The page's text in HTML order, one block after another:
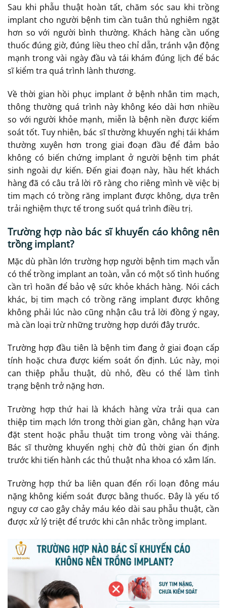
Sau khi phẫu thuật hoàn tất, chăm sóc sau khi trồng
implant cho người bệnh tim cần tuân thủ nghiêm ngặt
hơn so với người bình thường. Khách hàng cần uống
thuốc đúng giờ, đúng liều theo chỉ dẫn, tránh vận động
mạnh trong vài ngày đầu và tái khám đúng lịch để bác
sĩ kiểm tra quá trình lành thương.
Về thời gian hồi phục implant ở bệnh nhân tim mạch,
thông thường quá trình này không kéo dài hơn nhiều
so với người khỏe mạnh, miễn là bệnh nền được kiểm
soát tốt. Tuy nhiên, bác sĩ thường khuyến nghị tái khám
thường xuyên hơn trong giai đoạn đầu để đảm bảo
không có biến chứng implant ở người bệnh tim phát
sinh ngoài dự kiến. Đến giai đoạn này, hầu hết khách
hàng đã có câu trả lời rõ ràng cho riêng mình về việc bị
tim mạch có trồng răng implant được không, dựa trên
trải nghiệm thực tế trong suốt quá trình điều trị.
Trường hợp nào bác sĩ khuyến cáo không nên
trồng implant?
Mặc dù phần lớn trường hợp người bệnh tim mạch vẫn
có thể trồng implant an toàn, vẫn có một số tình huống
cần trì hoãn để bảo vệ sức khỏe khách hàng. Nói cách
khác, bị tim mạch có trồng răng implant được không
không phải lúc nào cũng nhận câu trả lời đồng ý ngay,
mà cần loại trừ những trường hợp dưới đây trước.
Trường hợp đầu tiên là bệnh tim đang ở giai đoạn cấp
tính hoặc chưa được kiểm soát ổn định. Lúc này, mọi
can thiệp phẫu thuật, dù nhỏ, đều có thể làm tình
trạng bệnh trở nặng hơn.
Trường hợp thứ hai là khách hàng vừa trải qua can
thiệp tim mạch lớn trong thời gian gần, chẳng hạn vừa
đặt stent hoặc phẫu thuật tim trong vòng vài tháng.
Bác sĩ thường khuyến nghị chờ đủ thời gian ổn định
trước khi tiến hành các thủ thuật nha khoa có xâm lấn.
Trường hợp thứ ba liên quan đến rối loạn đông máu
nặng không kiểm soát được bằng thuốc. Đây là yếu tố
nguy cơ cao gây chảy máu kéo dài sau phẫu thuật, cần
được xử lý triệt để trước khi cân nhắc trồng implant.